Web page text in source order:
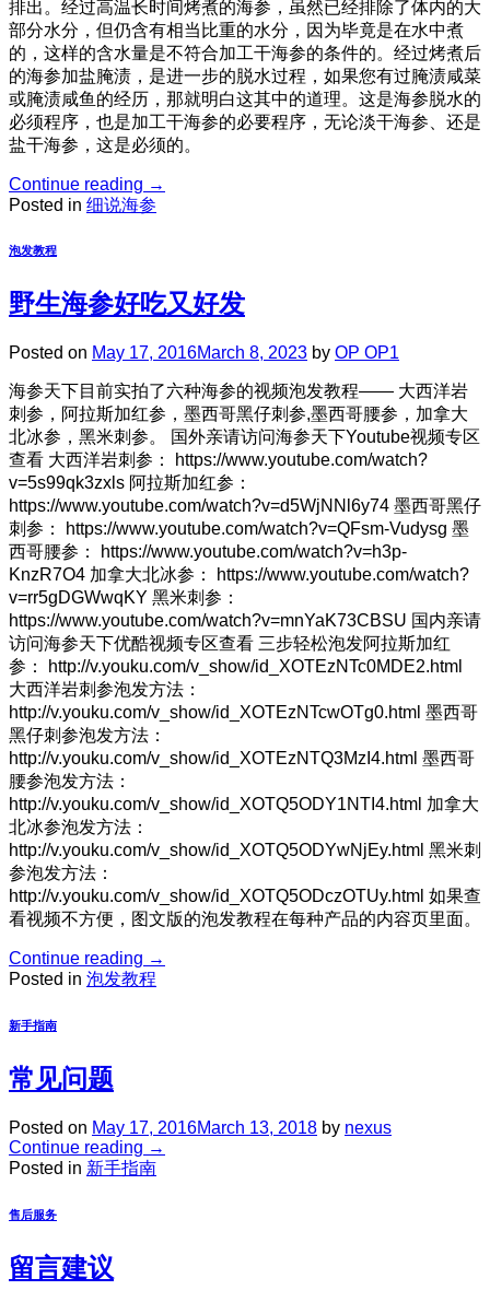
排出。经过高温长时间烤煮的海参，虽然已经排除了体内的大
部分水分，但仍含有相当比重的水分，因为毕竟是在水中煮
的，这样的含水量是不符合加工干海参的条件的。经过烤煮后
的海参加盐腌渍，是进一步的脱水过程，如果您有过腌渍咸菜
或腌渍咸鱼的经历，那就明白这其中的道理。这是海参脱水的
必须程序，也是加工干海参的必要程序，无论淡干海参、还是
盐干海参，这是必须的。
Continue reading →
Posted in 细说海参
泡发教程
野生海参好吃又好发
Posted on May 17, 2016March 8, 2023 by OP OP1
海参天下目前实拍了六种海参的视频泡发教程—— 大西洋岩
刺参，阿拉斯加红参，墨西哥黑仔刺参,墨西哥腰参，加拿大
北冰参，黑米刺参。 国外亲请访问海参天下Youtube视频专区
查看 大西洋岩刺参： https://www.youtube.com/watch?
v=5s99qk3zxls 阿拉斯加红参：
https://www.youtube.com/watch?v=d5WjNNl6y74 墨西哥黑仔
刺参： https://www.youtube.com/watch?v=QFsm-Vudysg 墨
西哥腰参： https://www.youtube.com/watch?v=h3p-
KnzR7O4 加拿大北冰参： https://www.youtube.com/watch?
v=rr5gDGWwqKY 黑米刺参：
https://www.youtube.com/watch?v=mnYaK73CBSU 国内亲请
访问海参天下优酷视频专区查看 三步轻松泡发阿拉斯加红
参： http://v.youku.com/v_show/id_XOTEzNTc0MDE2.html
大西洋岩刺参泡发方法：
http://v.youku.com/v_show/id_XOTEzNTcwOTg0.html 墨西哥
黑仔刺参泡发方法：
http://v.youku.com/v_show/id_XOTEzNTQ3MzI4.html 墨西哥
腰参泡发方法：
http://v.youku.com/v_show/id_XOTQ5ODY1NTI4.html 加拿大
北冰参泡发方法：
http://v.youku.com/v_show/id_XOTQ5ODYwNjEy.html 黑米刺
参泡发方法：
http://v.youku.com/v_show/id_XOTQ5ODczOTUy.html 如果查
看视频不方便，图文版的泡发教程在每种产品的内容页里面。
Continue reading →
Posted in 泡发教程
新手指南
常见问题
Posted on May 17, 2016March 13, 2018 by nexus
Continue reading →
Posted in 新手指南
售后服务
留言建议